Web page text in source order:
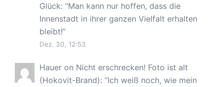
Glück: “Man kann nur hoffen, dass die
Innenstadt in ihrer ganzen Vielfalt erhalten
bleibt!”
Dez. 30, 12:53
Hauer on Nicht erschrecken! Foto ist alt
(Hokovit-Brand): “Ich weiß noch, wie mein